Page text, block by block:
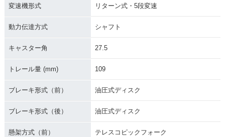
変速機形式 リターン式・5段変速
動力伝達方式 シャフト
キャスター角 27.5
トレール量 (mm) 109
ブレーキ形式（前） 油圧式ディスク
ブレーキ形式（後） 油圧式ディスク
懸架方式（前） テレスコピックフォーク